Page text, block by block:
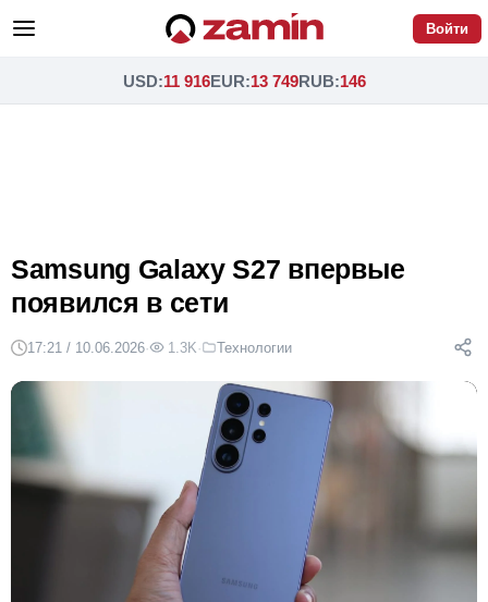
Войти
USD:11 916EUR:13 749RUB:146
Samsung Galaxy S27 впервые
появился в сети
17:21 / 10.06.2026· 1.3K· Технологии